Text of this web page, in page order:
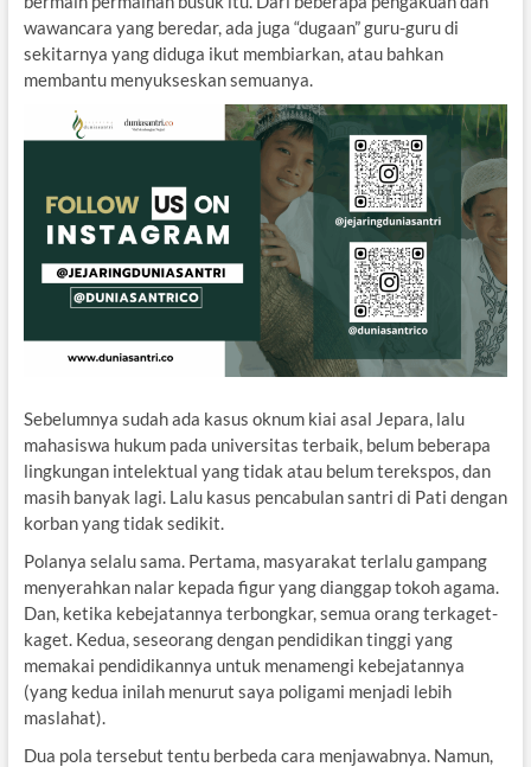
wawancara yang beredar, ada juga “dugaan” guru-guru di
sekitarnya yang diduga ikut membiarkan, atau bahkan
membantu menyukseskan semuanya.
Sebelumnya sudah ada kasus oknum kiai asal Jepara, lalu
mahasiswa hukum pada universitas terbaik, belum beberapa
lingkungan intelektual yang tidak atau belum terekspos, dan
masih banyak lagi. Lalu kasus pencabulan santri di Pati dengan
korban yang tidak sedikit.
Polanya selalu sama. Pertama, masyarakat terlalu gampang
menyerahkan nalar kepada figur yang dianggap tokoh agama.
Dan, ketika kebejatannya terbongkar, semua orang terkaget-
kaget. Kedua, seseorang dengan pendidikan tinggi yang
memakai pendidikannya untuk menamengi kebejatannya
(yang kedua inilah menurut saya poligami menjadi lebih
maslahat).
Dua pola tersebut tentu berbeda cara menjawabnya. Namun,